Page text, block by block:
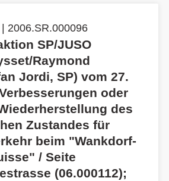
2006.SR.000096
SP/JUSO
Raymond
Jordi, SP) vom 27.
oder
des
Zustandes für
beim "Wankdorf-
/ Seite
(06.000112);